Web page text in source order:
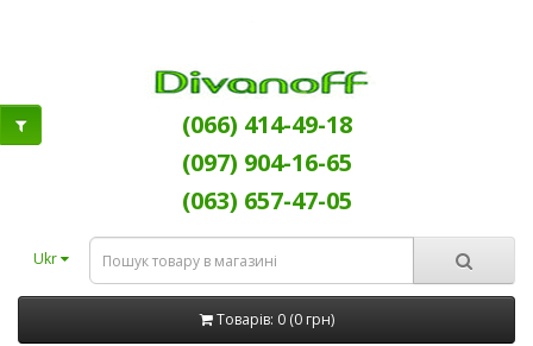
(066) 414-49-18
(097) 904-16-65
(063) 657-47-05
Ukr
Товарів: 0 (0 грн)